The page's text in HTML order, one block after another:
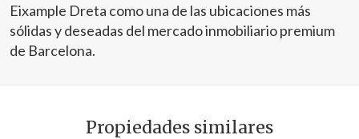
Eixample Dreta como una de las ubicaciones más
sólidas y deseadas del mercado inmobiliario premium
de Barcelona.
Propiedades similares